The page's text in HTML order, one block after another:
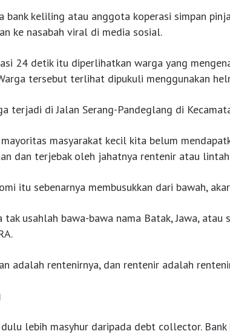
bank keliling atau anggota koperasi simpan
ke nasabah viral di media sosial.
24 detik itu diperlihatkan warga yang
tersebut terlihat dipukuli menggunakan
terjadi di Jalan Serang-Pandeglang di
masyarakat kecil kita belum
dan terjebak oleh jahatnya rentenir atau
itu sebenarnya membusukkan dari bawah,
usahlah bawa-bawa nama Batak, Jawa, atau
adalah rentenirnya, dan rentenir adalah
lebih masyhur daripada debt collector.